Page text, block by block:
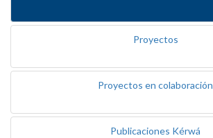
Proyectos
Proyectos en colaboración
Publicaciones Kérwá